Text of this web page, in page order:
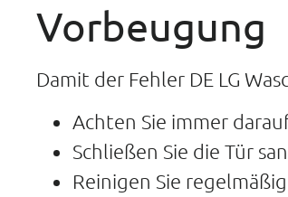
Vorbeugung
Damit der Fehler DE LG
Achten Sie immer
Schließen Sie die Tür
Reinigen Sie